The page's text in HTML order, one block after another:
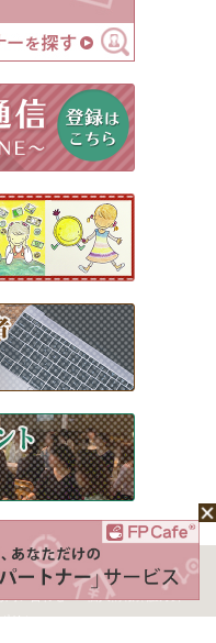
記事広告掲載について
個人情報保護方針
リシー